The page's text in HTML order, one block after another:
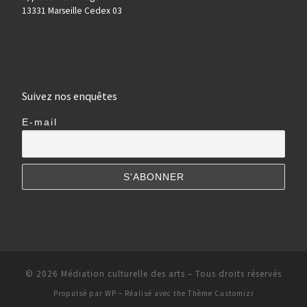
13331 Marseille Cedex 03
Suivez nos enquêtes
E-mail
© 2026 Médiation culturelle des arts – Tous droits réservés
Propulsé par WP – Réalisé avec the Thème Customizr